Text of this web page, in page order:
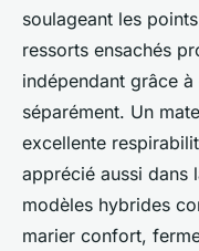
soulageant les
ressorts ensachés
indépendant grâce
séparément. Un
excellente
apprécié aussi dans
modèles hybrides
marier confort,